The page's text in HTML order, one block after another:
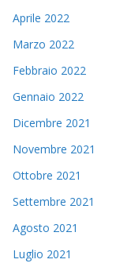
Aprile 2022
Marzo 2022
Febbraio 2022
Gennaio 2022
Dicembre 2021
Novembre 2021
Ottobre 2021
Settembre 2021
Agosto 2021
Luglio 2021